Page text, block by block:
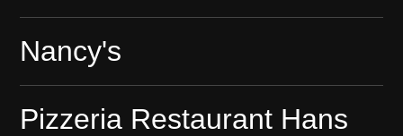
Nancy's
Pizzeria Restaurant Hans